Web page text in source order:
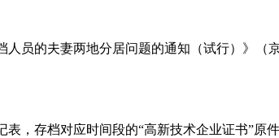
员的夫妻两地分居问题的通知（试行）》（
，存档对应时间段的“高新技术企业证书”原件